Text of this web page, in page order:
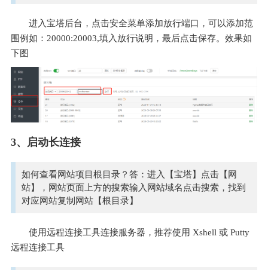
进入宝塔后台，点击安全菜单添加放行端口，可以添加范
围例如：20000:20003,填入放行说明，最后点击保存。效果如
下图
3、启动长连接
如何查看网站项目根目录？答：进入【宝塔】点击【网
站】，网站页面上方的搜索输入网站域名点击搜索，找到
对应网站复制网站【根目录】
使用远程连接工具连接服务器，推荐使用 Xshell 或 Putty
远程连接工具